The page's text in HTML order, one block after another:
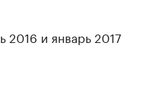
2016 и январь 2017